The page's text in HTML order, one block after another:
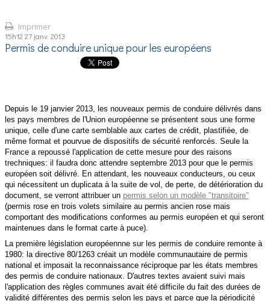
Imprimer
15h12 27janv. 2013
Permis de conduire unique pour les européens
Depuis le 19 janvier 2013, les nouveaux permis de conduire délivrés dans
les pays membres de l'Union européenne se présentent sous une forme
unique, celle d'une carte semblable aux cartes de crédit, plastifiée, de
même format et pourvue de dispositifs de sécurité renforcés. Seule la
France a repoussé l'application de cette mesure pour des raisons
trechniques: il faudra donc attendre septembre 2013 pour que le permis
européen soit délivré. En attendant, les nouveaux conducteurs, ou ceux
qui nécessitent un duplicata à la suite de vol, de perte, de détérioration du
document, se verront attribuerun permis selon un modèle "transitoire"
(permis rose en trois volets similaire au permis ancien rose mais
comportant des modifications conformes au permis européen et qui seront
maintenues dans le format carte à puce).
La première législation européennne sur les permis de conduire remonte à
1980: la directive 80/1263 créait un modèle communautaire de permis
national et imposait la reconnaissance réciproque par les états membres
des permis de conduire nationaux. D'autres textes avaient suivi mais
l'application des règles communes avait été difficile du fait des durées de
validité différentes des permis selon les pays et parce que la périodicité